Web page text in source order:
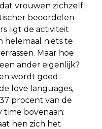
vrouwen zichzelf
beoordelen
ligt de activiteit
helemaal niets te
Maar hoe
ander eigenlijk?
wordt goed
love languages,
procent van de
time bovenaan:
hen zich het